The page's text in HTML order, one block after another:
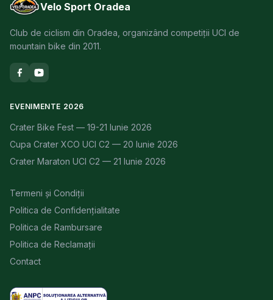
Velo Sport Oradea
Club de ciclism din Oradea, organizând competiții UCI de
mountain bike din 2011.
EVENIMENTE 2026
Crater Bike Fest — 19-21 Iunie 2026
Cupa Crater XCO UCI C2 — 20 Iunie 2026
Crater Maraton UCI C2 — 21 Iunie 2026
Termeni și Condiții
Politica de Confidențialitate
Politica de Rambursare
Politica de Reclamații
Contact